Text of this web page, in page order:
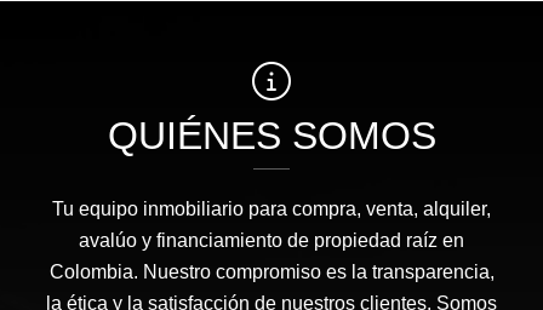
QUIÉNES SOMOS
Tu equipo inmobiliario para compra, venta, alquiler,
avalúo y financiamiento de propiedad raíz en
Colombia. Nuestro compromiso es la transparencia,
la ética y la satisfacción de nuestros clientes. Somos